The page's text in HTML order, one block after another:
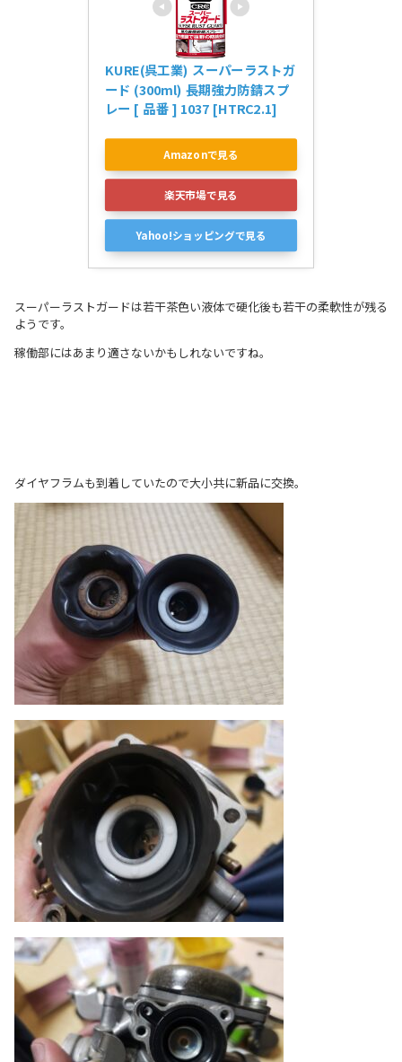
KURE(呉工業) スーパーラストガ
ード (300ml) 長期強力防錆スプ
レー [ 品番 ] 1037 [HTRC2.1]
Amazonで見る
楽天市場で見る
Yahoo!ショッピングで見る
スーパーラストガードは若干茶色い液体で硬化後も若干の柔軟性が残る
ようです。
稼働部にはあまり適さないかもしれないですね。
ダイヤフラムも到着していたので大小共に新品に交換。